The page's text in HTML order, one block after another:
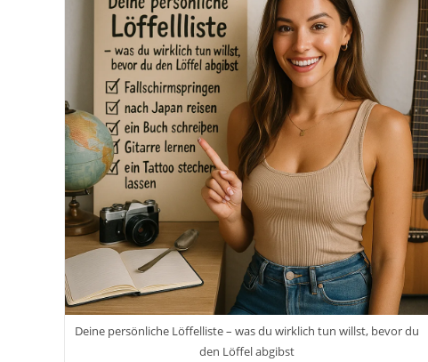
Deine persönliche Löffelliste – was du wirklich tun willst, bevor du
den Löffel abgibst